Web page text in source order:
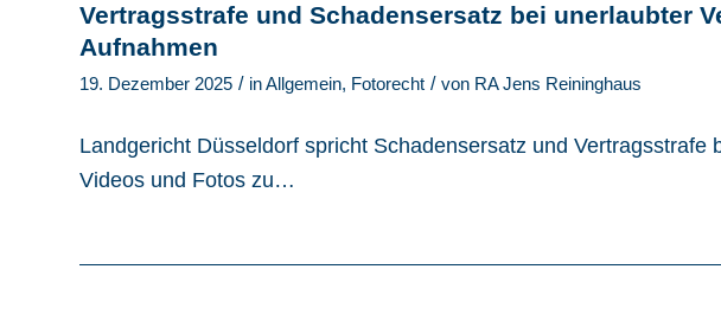
Vertragsstrafe und Schadensersatz bei unerlaubter
Aufnahmen
19. Dezember 2025 / inAllgemein, Fotorecht / von RA Jens Reininghaus
Landgericht Düsseldorf spricht Schadensersatz und Vertragsstrafe
Videos und Fotos zu…